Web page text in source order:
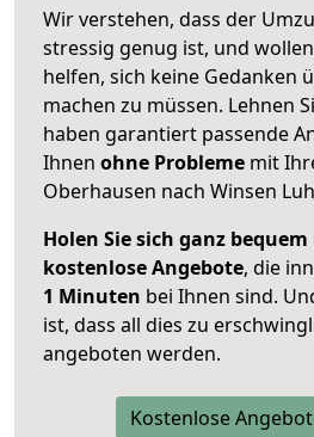
Wir verstehen, dass der
stressig genug ist, und
helfen, sich keine Gedanken
machen zu müssen. Lehnen
haben garantiert passende
Ihnen ohne Probleme mit
Oberhausen nach Winsen
Holen Sie sich ganz
kostenlose Angebote, die
1 Minuten bei Ihnen sind.
ist, dass all dies zu
angeboten werden.
Kostenlose